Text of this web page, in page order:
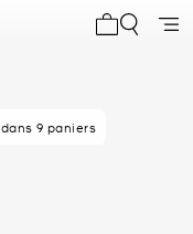
dans 9 paniers